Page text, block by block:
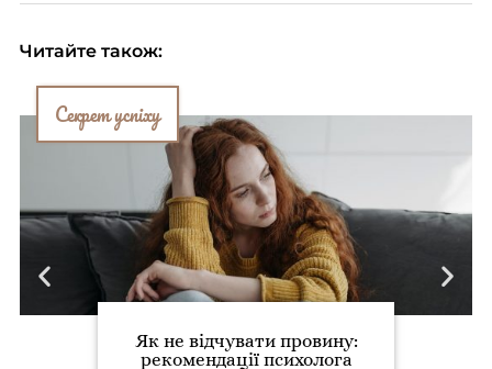
Читайте також:
Секрет успіху
Як не відчувати провину:
рекомендації психолога